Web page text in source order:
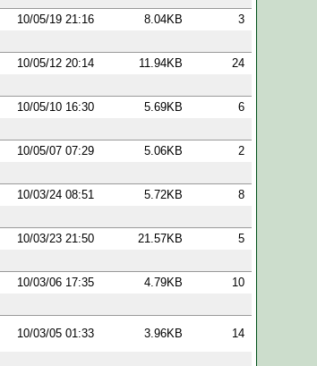
10/05/19 21:16 8.04KB
3
10/05/12 20:14 11.94KB
24
10/05/10 16:30 5.69KB
6
10/05/07 07:29 5.06KB
2
10/03/24 08:51 5.72KB
8
10/03/23 21:50 21.57KB
5
10/03/06 17:35 4.79KB
10
10/03/05 01:33 3.96KB 14